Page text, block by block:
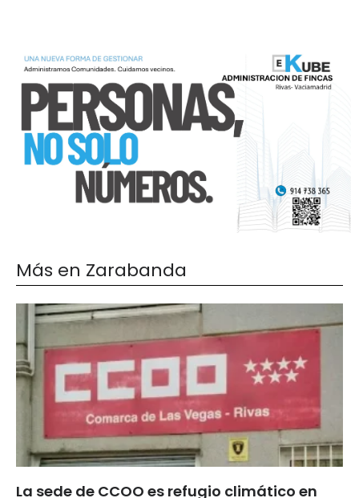
Más en Zarabanda
La sede de CCOO es refugio climático en